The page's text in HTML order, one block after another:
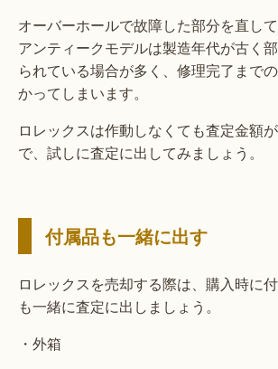
オーバーホールで故障した部分を直して
アンティークモデルは製造年代が古く
られている場合が多く、修理完了まで
かってしまいます。
ロレックスは作動しなくても査定金額
で、試しに査定に出してみましょう。
付属品も一緒に出す
ロレックスを売却する際は、購入時に
も一緒に査定に出しましょう。
・外箱